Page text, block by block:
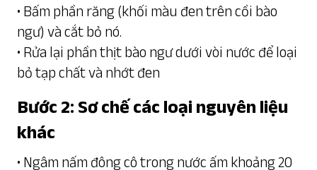
• Bấm phần răng (khối màu đen trên cồi bào
ngư) và cắt bỏ nó.
• Rửa lại phần thịt bào ngư dưới vòi nước để loại
bỏ tạp chất và nhớt đen
Bước 2: Sơ chế các loại nguyên liệu
khác
• Ngâm nấm đông cô trong nước ấm khoảng 20